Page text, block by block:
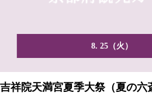
8. 25（火）
吉祥院天満宮夏季大祭（夏の六